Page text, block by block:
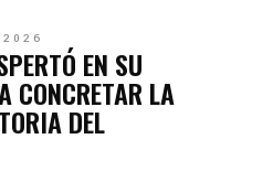
2026
EN SU
CONCRETAR LA
DEL